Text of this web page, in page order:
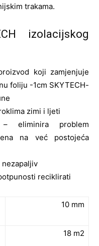
trakama.
izolacijskog
koji zamjenjuje
foliju -1cm SKYTECH-
zimi i ljeti
eliminira problem
na već postojeća
nezapaljiv
reciklirati
10 mm
18 m2